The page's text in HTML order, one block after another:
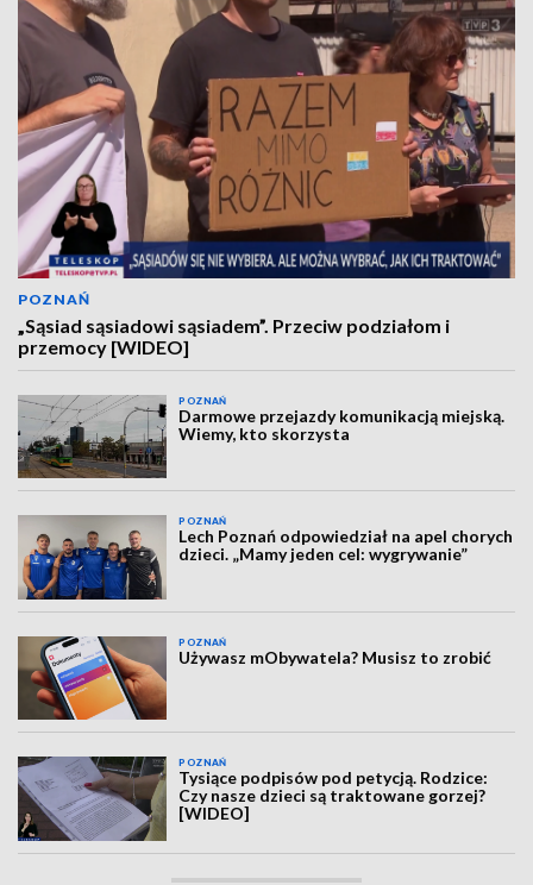
POZNAŃ
„Sąsiad sąsiadowi sąsiadem”. Przeciw podziałom i
przemocy [WIDEO]
POZNAŃ
Darmowe przejazdy komunikacją miejską.
Wiemy, kto skorzysta
POZNAŃ
Lech Poznań odpowiedział na apel chorych
dzieci. „Mamy jeden cel: wygrywanie”
POZNAŃ
Używasz mObywatela? Musisz to zrobić
POZNAŃ
Tysiące podpisów pod petycją. Rodzice:
Czy nasze dzieci są traktowane gorzej?
[WIDEO]